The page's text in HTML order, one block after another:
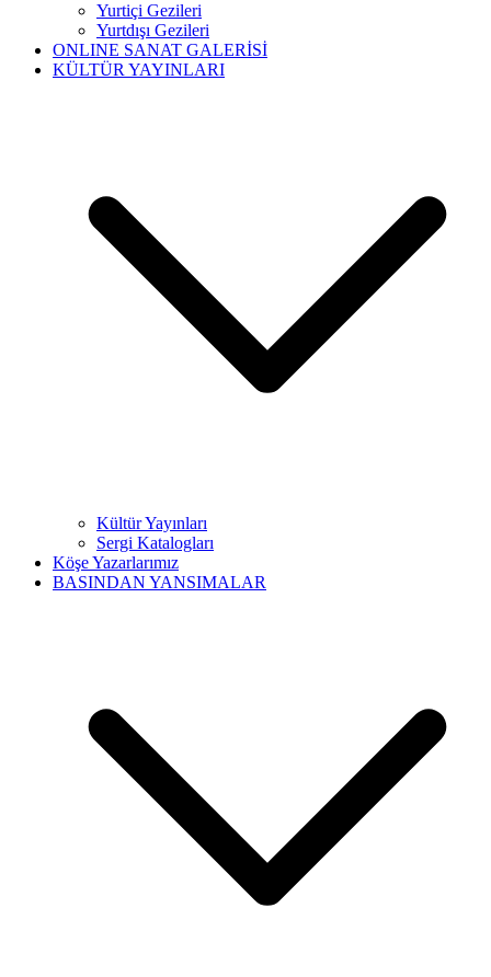
Yurtiçi Gezileri
Yurtdışı Gezileri
ONLINE SANAT GALERİSİ
KÜLTÜR YAYINLARI
Kültür Yayınları
Sergi Katalogları
Köşe Yazarlarımız
BASINDAN YANSIMALAR